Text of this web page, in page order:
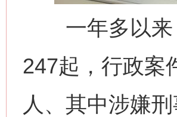
一年多以来
247起，行政案
人、其中涉嫌